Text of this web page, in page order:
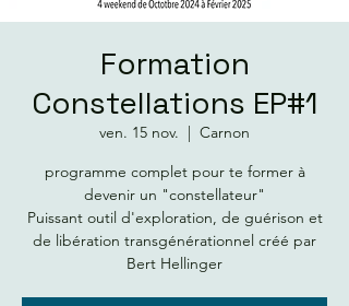
Formation
Constellations EP#1
ven. 15 nov.
  |
Carnon
programme complet pour te former à
devenir un "constellateur"
Puissant outil d'exploration, de guérison et
de libération transgénérationnel créé par
Bert Hellinger